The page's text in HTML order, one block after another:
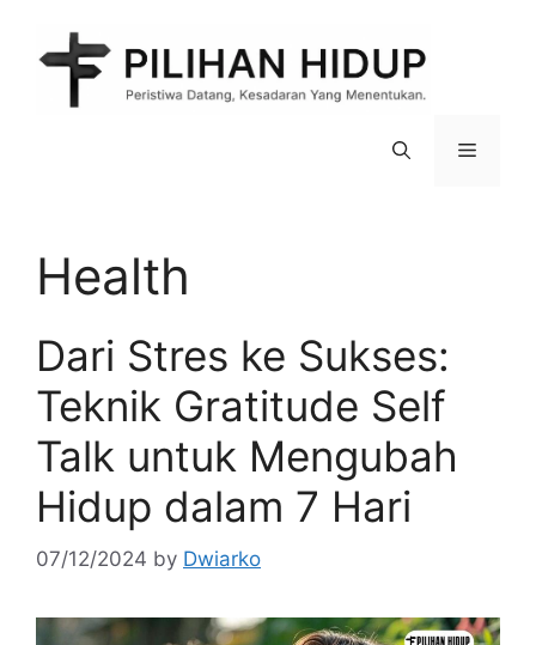
content
Menu
Health
Dari Stres ke Sukses:
Teknik Gratitude Self
Talk untuk Mengubah
Hidup dalam 7 Hari
07/12/2024 by Dwiarko